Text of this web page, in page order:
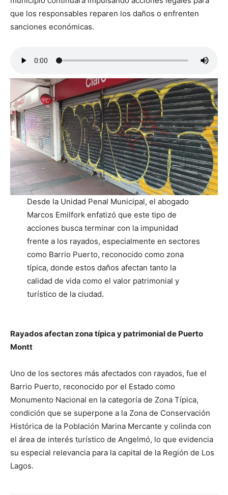
que los responsables reparen los daños o enfrenten
sanciones económicas.
Desde la Unidad Penal Municipal, el abogado
Marcos Emilfork enfatizó que este tipo de
acciones busca terminar con la impunidad
frente a los rayados, especialmente en sectores
como Barrio Puerto, reconocido como zona
típica, donde estos daños afectan tanto la
calidad de vida como el valor patrimonial y
turístico de la ciudad.
Rayados afectan zona típica y patrimonial de Puerto
Montt
Uno de los sectores más afectados con rayados, fue el
Barrio Puerto, reconocido por el Estado como
Monumento Nacional en la categoría de Zona Típica,
condición que se superpone a la Zona de Conservación
Histórica de la Población Marina Mercante y colinda con
el área de interés turístico de Angelmó, lo que evidencia
su especial relevancia para la capital de la Región de Los
Lagos.